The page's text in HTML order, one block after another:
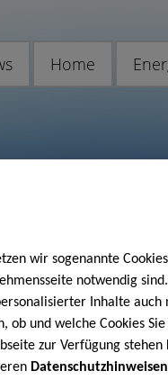
wir sogenannte
notwendig
Inhalte
und welche Cookies
zur Verfügung
Datenschutzhinweisen
Home